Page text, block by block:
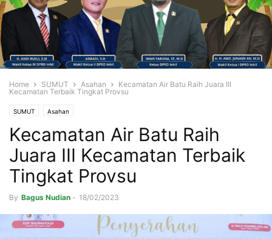
Home SUMUT Asahan
Kecamatan Air Batu Raih Juara III
Kecamatan Terbaik Tingkat Provsu
SUMUT Asahan
Kecamatan Air Batu Raih
Juara III Kecamatan Terbaik
Tingkat Provsu
By Bagus Nudian - 18/02/2023